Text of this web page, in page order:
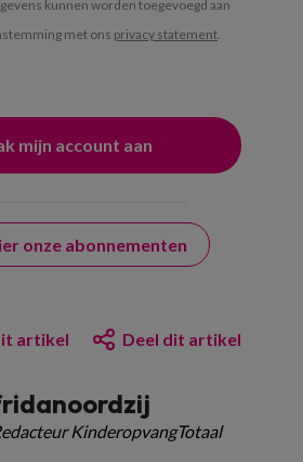
kunnen worden toegevoegd aan
met ons privacy statement.
onze abonnementen
artikel Deel dit artikel
KinderopvangTotaal